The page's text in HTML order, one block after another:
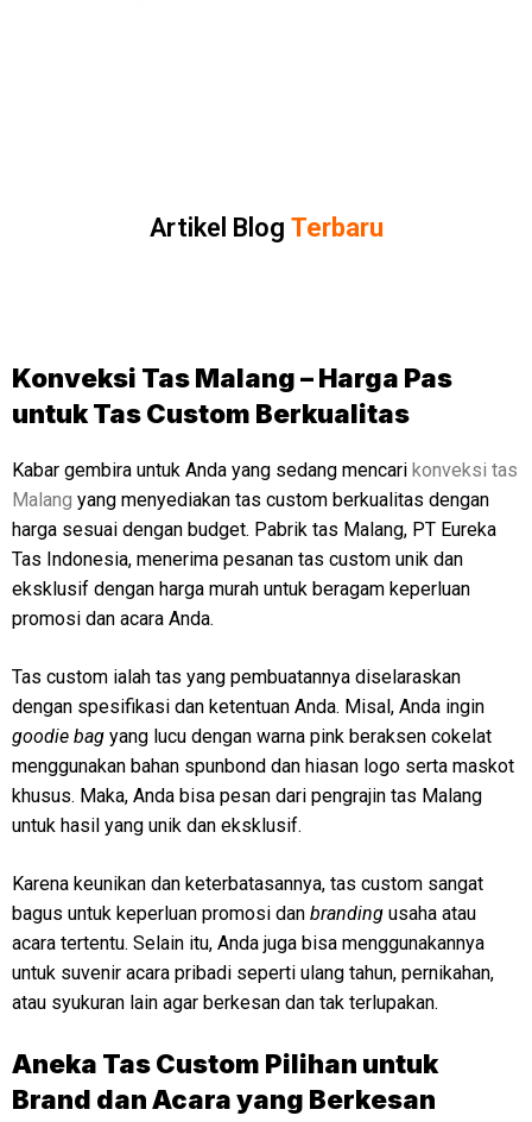
Artikel Blog Terbaru
Konveksi Tas Malang – Harga Pas
untuk Tas Custom Berkualitas
Kabar gembira untuk Anda yang sedang mencari konveksi tas
Malang yang menyediakan tas custom berkualitas dengan
harga sesuai dengan budget. Pabrik tas Malang, PT Eureka
Tas Indonesia, menerima pesanan tas custom unik dan
eksklusif dengan harga murah untuk beragam keperluan
promosi dan acara Anda.
Tas custom ialah tas yang pembuatannya diselaraskan
dengan spesifikasi dan ketentuan Anda. Misal, Anda ingin
goodie bag yang lucu dengan warna pink beraksen cokelat
menggunakan bahan spunbond dan hiasan logo serta maskot
khusus. Maka, Anda bisa pesan dari pengrajin tas Malang
untuk hasil yang unik dan eksklusif.
Karena keunikan dan keterbatasannya, tas custom sangat
bagus untuk keperluan promosi dan branding usaha atau
acara tertentu. Selain itu, Anda juga bisa menggunakannya
untuk suvenir acara pribadi seperti ulang tahun, pernikahan,
atau syukuran lain agar berkesan dan tak terlupakan.
Aneka Tas Custom Pilihan untuk
Brand dan Acara yang Berkesan